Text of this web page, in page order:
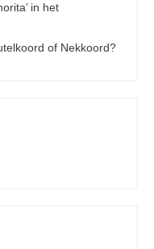
in het
of Nekkoord?